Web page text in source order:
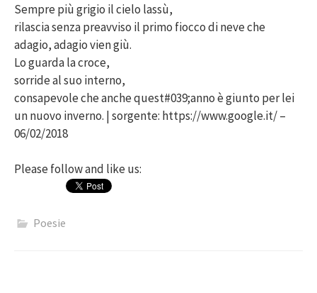
Sempre più grigio il cielo lassù,
rilascia senza preavviso il primo fiocco di neve che
adagio, adagio vien giù.
Lo guarda la croce,
sorride al suo interno,
consapevole che anche quest#039;anno è giunto per lei
un nuovo inverno. | sorgente: https://www.google.it/ –
06/02/2018
Please follow and like us:
Poesie